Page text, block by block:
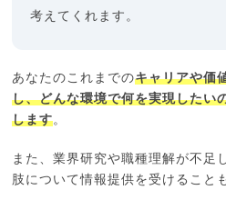
考えてくれます。
あなたのこれまでのキャリアや価
し、どんな環境で何を実現したい
します。
また、業界研究や職種理解が不足
肢について情報提供を受けること